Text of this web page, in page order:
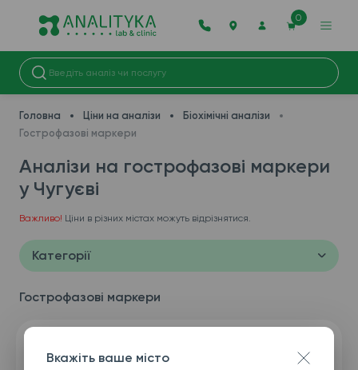
0
Головна Ціни на аналізи
Біохімічні аналізи
Гострофазові маркери
Аналізи на гострофазові маркери
у Чугуєві
Важливо! Ціни в різних містах можуть відрізнятися.
Категорії
Гострофазові маркери
Вкажіть ваше місто